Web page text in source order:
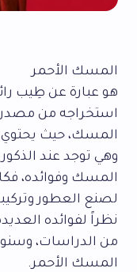
المسك الأحمر
هو عبارة عن طِيب
استخراجه من مصدر
المسك، حيث
وهي توجد عند
المسك وفوائده،
لصنع العطور
نظراً لفوائده
من الدراسات،
المسك الأحمر.